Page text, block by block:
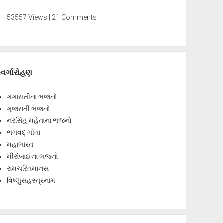
53557 Views | 21 Comments
ગંગાસતીના ભજનો
ગુજરાતી ભજનો
નરસિંહ મહેતાના ભજનો
ભગવદ્ ગીતા
મહાભારત
મીરાંબાઈના ભજનો
રામચરિતમાનસ
વિષ્ણુસહસ્ત્રનામ